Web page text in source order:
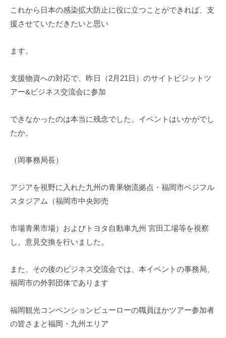
これから日本の感染拡大防止に役に立つことができれば、支
援させていただきたいと思い
ます。
支援物資への対応で、昨日（2月21日）のサイトビジットツ
アー&ビジネス交流会に参加
できなかったのは本当に残念でした。イベントはいかがでし
たか。
（岡事務局長）
アジアを視野に入れた九州の青果物流拠点・福岡市ベジフル
スタジアム（福岡市中央卸売
市場青果市場）およびトヨタ自動車九州 宮田工場等を視察
し、意見交換を行いました。
また、その後のビジネス交流会では、本イベントの事務局、
福岡市の外郭団体であります
福岡観光コンベンションビューローの職員ほかツアー参加者
の皆さまと福岡・九州エリア